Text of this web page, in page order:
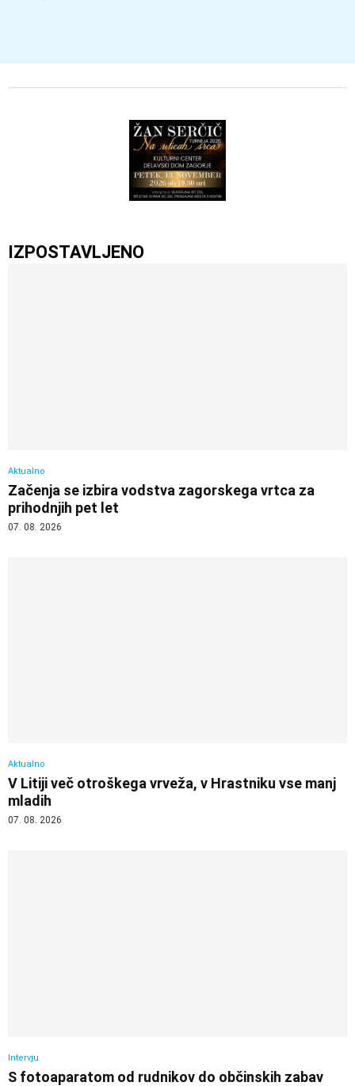
IZPOSTAVLJENO
Aktualno
Začenja se izbira vodstva zagorskega vrtca za
prihodnjih pet let
07. 08. 2026
Aktualno
V Litiji več otroškega vrveža, v Hrastniku vse manj
mladih
07. 08. 2026
Intervju
S fotoaparatom od rudnikov do občinskih zabav